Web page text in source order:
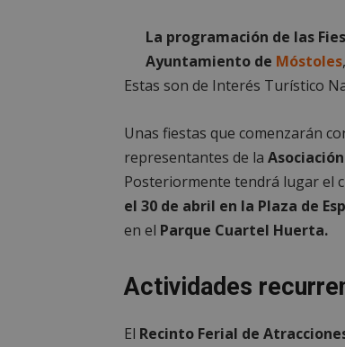
La programación de las
Ayuntamiento de Móstoles
Estas son de Interés Turístico
Unas fiestas que comenzarán
representantes de la
Posteriormente tendrá lugar el
el 30 de abril en la Plaza de
en el Parque Cuartel Huerta.
Actividades
El Recinto Ferial de